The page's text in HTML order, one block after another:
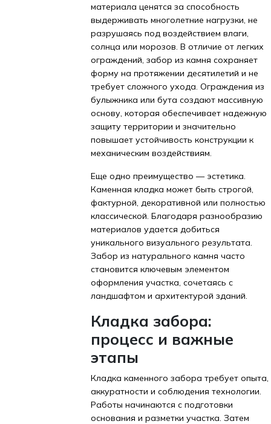
материала ценятся за способность
выдерживать многолетние нагрузки, не
разрушаясь под воздействием влаги,
солнца или морозов. В отличие от легких
ограждений, забор из камня сохраняет
форму на протяжении десятилетий и не
требует сложного ухода. Ограждения из
булыжника или бута создают массивную
основу, которая обеспечивает надежную
защиту территории и значительно
повышает устойчивость конструкции к
механическим воздействиям.
Еще одно преимущество — эстетика.
Каменная кладка может быть строгой,
фактурной, декоративной или полностью
классической. Благодаря разнообразию
материалов удается добиться
уникального визуального результата.
Забор из натурального камня часто
становится ключевым элементом
оформления участка, сочетаясь с
ландшафтом и архитектурой зданий.
Кладка забора:
процесс и важные
этапы
Кладка каменного забора требует опыта,
аккуратности и соблюдения технологии.
Работы начинаются с подготовки
основания и разметки участка. Затем